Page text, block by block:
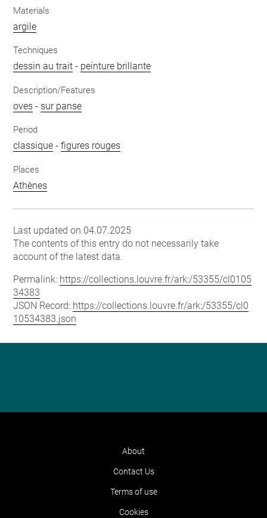
Materials
argile
Techniques
dessin au trait - peinture brillante
Description/Features
oves - sur panse
Period
classique -figures rouges
Places
Athènes
Last updated on 04.07.2025
The contents of this entry do not necessarily take
account of the latest data.
Permalink: https://collections.louvre.fr/ark:/53355/cl0105
34383
JSON Record: https://collections.louvre.fr/ark:/53355/cl0
10534383.json
About
Contact Us
Terms of use
Cookies